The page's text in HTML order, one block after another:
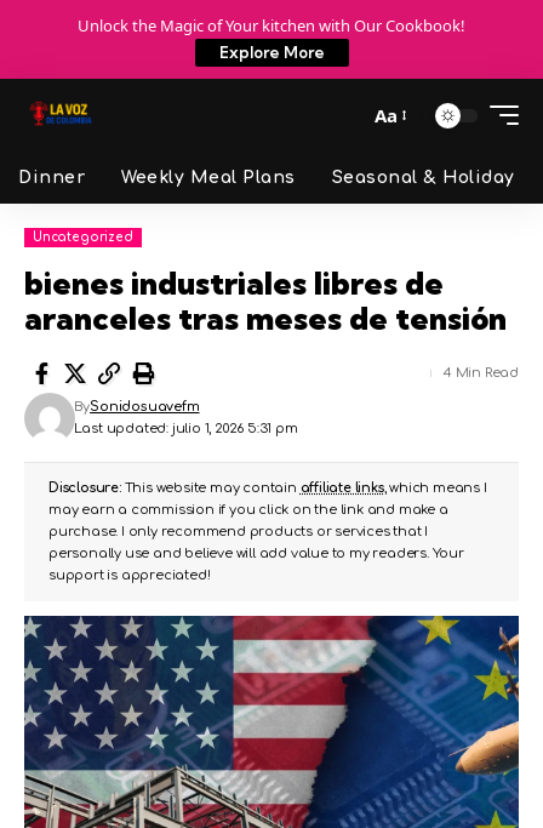
Unlock the Magic of Your kitchen with Our Cookbook!
Explore More
Aa
Dinner Weekly Meal Plans Seasonal & Holiday
Uncategorized
bienes industriales libres de
aranceles tras meses de tensión
Last updated: julio 1, 2026 5:31 pm
BySonidosuavefm
4 Min Read
Disclosure:This website may contain affiliate links, which means I
may earn a commission if you click on the link and make a
purchase. I only recommend products or services that I
personally use and believe will add value to my readers. Your
support is appreciated!